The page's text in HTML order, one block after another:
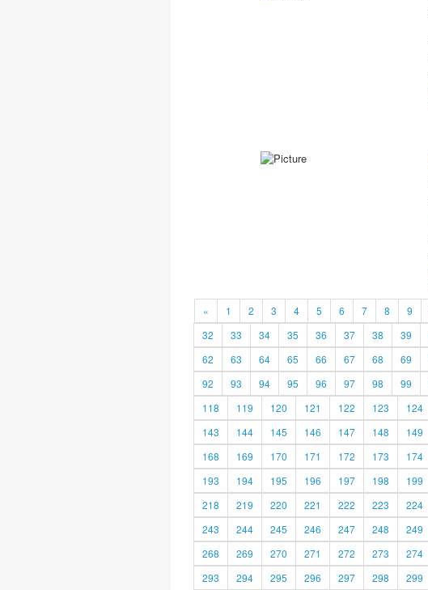
« 1 2 3 4 5 6 7 8 9
32
33 34 35 36 37 38 39
62
63 64 65 66 67 68 69
92
93 94 95 96 97 98 99
118
119 120 121 122 123 124
143
144 145 146 147 148 149
168
169 170 171 172 173 174
193
194 195 196 197 198 199
218
219 220 221 222 223 224
243
244 245 246 247 248 249
268
269 270 271 272 273 274
293
294 295 296 297 298 299